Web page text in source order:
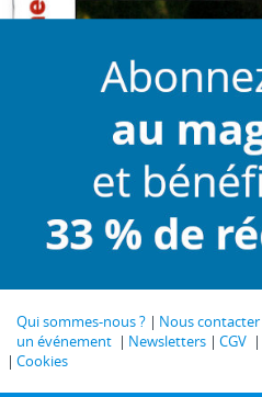
Qui sommes-nous ? Nous contacter
un événement
Newsletters CGV
Cookies